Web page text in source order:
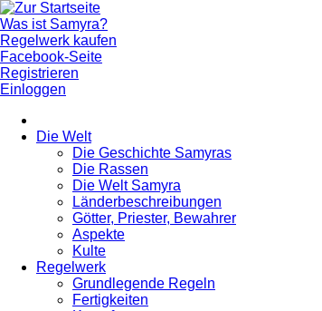
Was ist Samyra?
Regelwerk kaufen
Facebook-Seite
Registrieren
Einloggen
Die Welt
Die Geschichte Samyras
Die Rassen
Die Welt Samyra
Länderbeschreibungen
Götter, Priester, Bewahrer
Aspekte
Kulte
Regelwerk
Grundlegende Regeln
Fertigkeiten